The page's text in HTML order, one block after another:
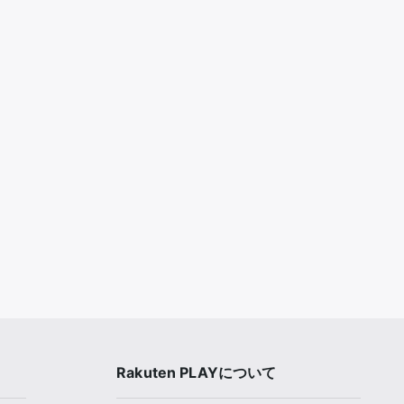
Rakuten PLAYについて